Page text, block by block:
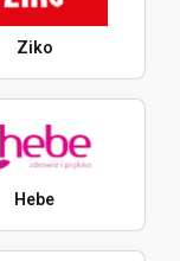
Ziko
Hebe